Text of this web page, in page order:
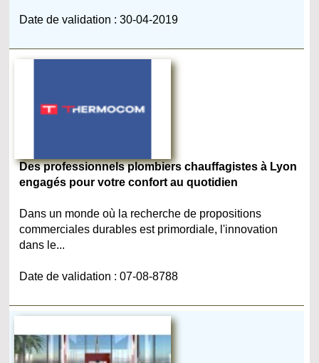
Date de validation : 30-04-2019
Des professionnels plombiers chauffagistes à Lyon
engagés pour votre confort au quotidien
Dans un monde où la recherche de propositions
commerciales durables est primordiale, l'innovation
dans le...
Date de validation : 07-08-8788